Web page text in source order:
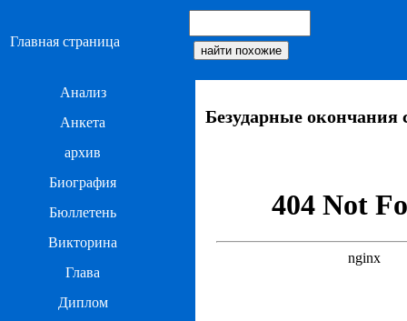
Главная страница
Анализ
Анкета
архив
Биография
Бюллетень
Викторина
Глава
Диплом
Безударные окончания